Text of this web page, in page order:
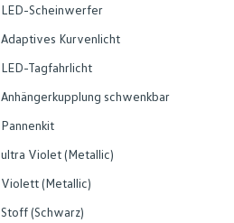
LED-Scheinwerfer
Adaptives Kurvenlicht
LED-Tagfahrlicht
Anhängerkupplung schwenkbar
Pannenkit
ultra Violet (Metallic)
Violett (Metallic)
Stoff (Schwarz)